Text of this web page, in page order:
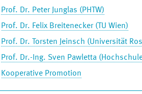
Prof. Dr. Peter Junglas (PHTW)
Prof. Dr. Felix Breitenecker (TU Wien)
Prof. Dr. Torsten Jeinsch (Universität
Prof. Dr.-Ing. Sven Pawletta
Kooperative Promotion